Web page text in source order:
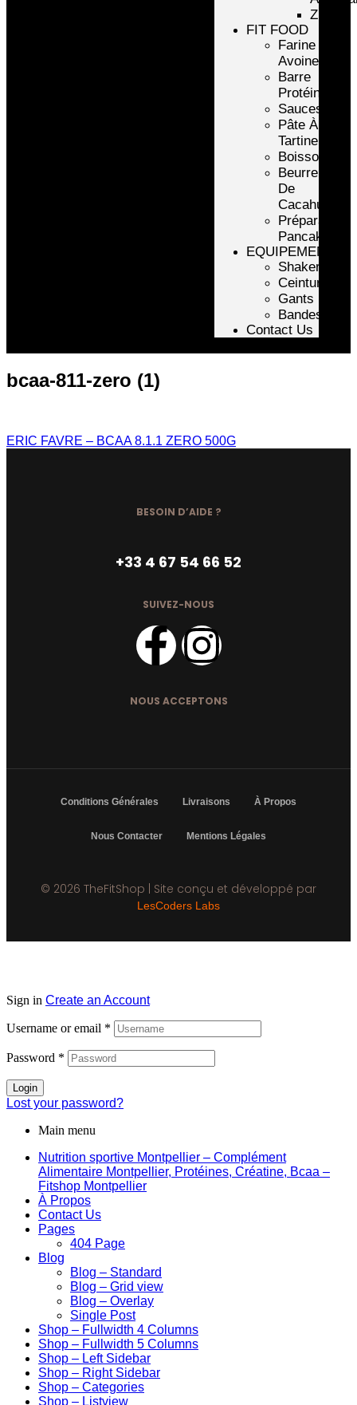
ZMA
FIT FOOD
Farine
Avoine/Riz
Barre
Protéinée
Sauces
Pâte À
Tartiner
Boissons
Beurre
De
Cacahuète
Préparation
Pancake
EQUIPEMENTS
Shakers
Ceintures
Gants
Bandes
Contact Us
bcaa-811-zero (1)
ERIC FAVRE – BCAA 8.1.1 ZERO 500G
BESOIN D’AIDE ?
+33 4 67 54 66 52
SUIVEZ-NOUS
NOUS ACCEPTONS
Conditions Générales Livraisons À Propos
Nous Contacter Mentions Légales
© 2026 TheFitShop | Site conçu et développé par
LesCoders Labs
Sign in Create an Account
Username or email *
Password *
Login
Lost your password?
Main menu
Nutrition sportive Montpellier – Complément
Alimentaire Montpellier, Protéines, Créatine, Bcaa –
Fitshop Montpellier
À Propos
Contact Us
Pages
404 Page
Blog
Blog – Standard
Blog – Grid view
Blog – Overlay
Single Post
Shop – Fullwidth 4 Columns
Shop – Fullwidth 5 Columns
Shop – Left Sidebar
Shop – Right Sidebar
Shop – Categories
Shop – Listview